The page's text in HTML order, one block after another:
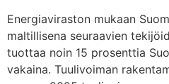
Energiaviraston mukaan
maltillisena seuraavien
tuottaa noin 15 prosenttia
vakaina. Tuulivoiman